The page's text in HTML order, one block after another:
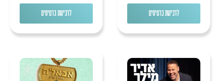
לרכישת כרטיסים לרכישת כרטיסים